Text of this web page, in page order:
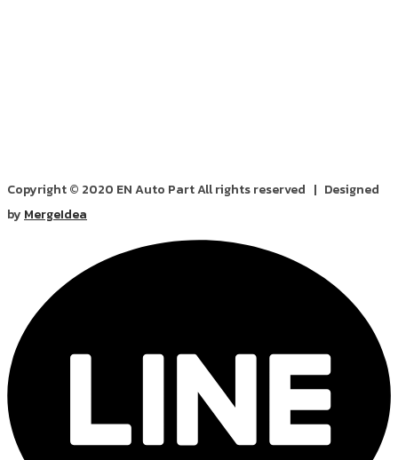
Copyright © 2020 EN Auto Part All rights reserved | Designed
byMergeIdea